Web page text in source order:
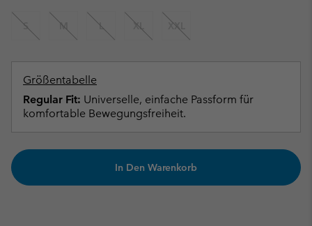
S M L XL XXL
Größentabelle
Regular Fit: Universelle, einfache Passform für
komfortable Bewegungsfreiheit.
In Den Warenkorb